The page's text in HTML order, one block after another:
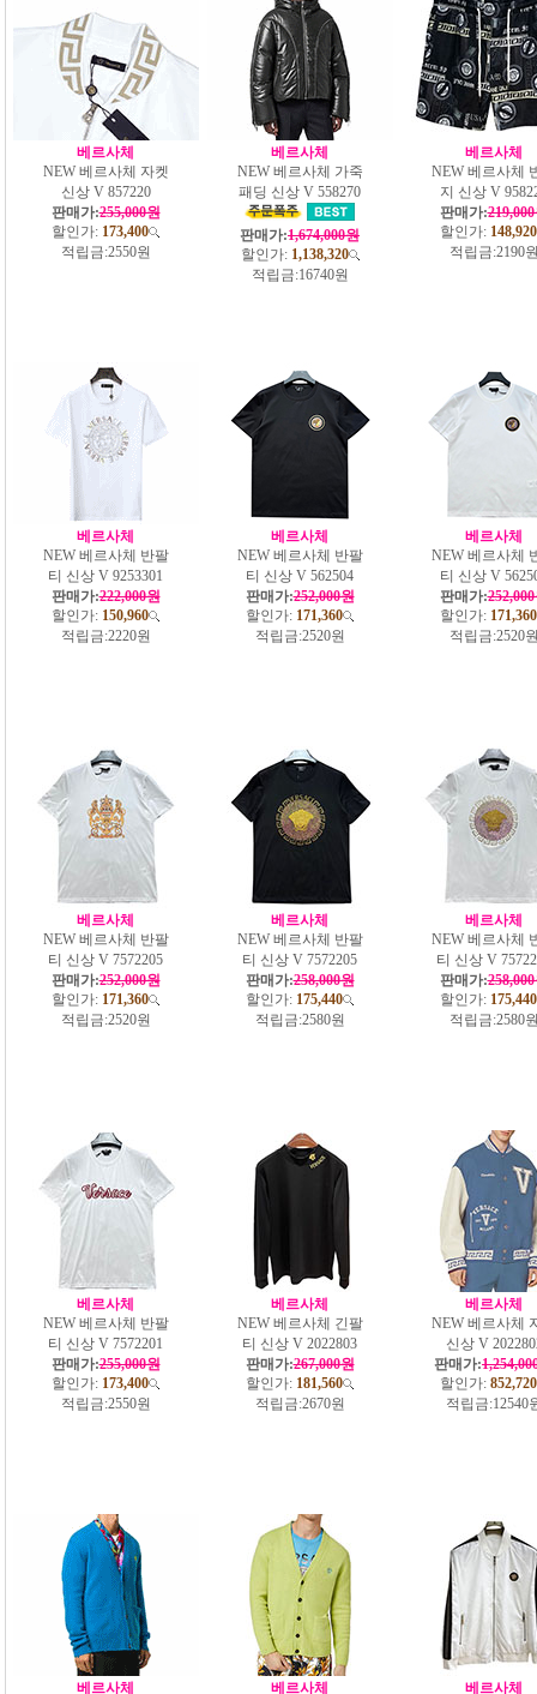
베르사체
NEW 베르사체 자켓
신상 V 857220
판매가:255,000원
할인가: 173,400
적립금:2550원
베르사체
NEW 베르사체 가죽
패딩 신상 V 558270
판매가:1,674,000원
할인가: 1,138,320
적립금:16740원
베르사체
NEW 베르사체
지 신상 V
판매가:
할인가: 148,920
적립금:2190
베르사체
NEW 베르사체 반팔
티 신상 V 9253301
판매가:222,000원
할인가: 150,960
적립금:2220원
베르사체
NEW 베르사체 반팔
티 신상 V 562504
판매가:252,000원
할인가: 171,360
적립금:2520원
베르사체
NEW 베르사체
티 신상 V
판매가:
할인가: 171,360
적립금:2520
베르사체
NEW 베르사체 반팔
티 신상 V 7572205
판매가:252,000원
할인가: 171,360
적립금:2520원
베르사체
NEW 베르사체 반팔
티 신상 V 7572205
판매가:258,000원
할인가: 175,440
적립금:2580원
베르사체
NEW 베르사체
티 신상 V
판매가:
할인가: 175,440
적립금:2580
베르사체
NEW 베르사체 반팔
티 신상 V 7572201
판매가:255,000원
할인가: 173,400
적립금:2550원
베르사체
NEW 베르사체 긴팔
티 신상 V 2022803
판매가:267,000원
할인가: 181,560
적립금:2670원
베르사체
NEW 베르사체
신상 V
판매가:
할인가: 852,720
적립금:12540
베르사체
베르사체
베르사체